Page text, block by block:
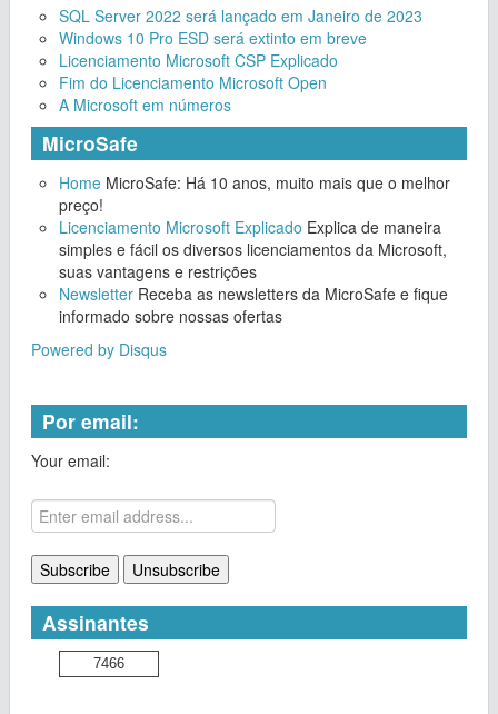
SQL Server 2022 será lançado em Janeiro de 2023
Windows 10 Pro ESD será extinto em breve
Licenciamento Microsoft CSP Explicado
Fim do Licenciamento Microsoft Open
A Microsoft em números
MicroSafe
Home MicroSafe: Há 10 anos, muito mais que o melhor
preço!
Licenciamento Microsoft Explicado Explica de maneira
simples e fácil os diversos licenciamentos da Microsoft,
suas vantagens e restrições
Newsletter Receba as newsletters da MicroSafe e fique
informado sobre nossas ofertas
Powered by Disqus
Por email:
Your email:
Assinantes
7466